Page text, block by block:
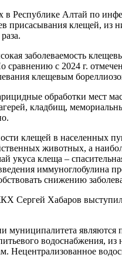
Республике Алтай по
присасывания клещей, из
заболеваемость
с 2024 г. отмечен
клещевым
обработки мест
кладбищ,
клещей в населенных
животных, а
укуса клеща –
иммуноглобулина
снижению
Сергей Хабаров
являются
водоснабжения,